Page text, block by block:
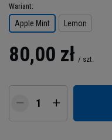
Wariant
Apple Mint Lemon
80,00 zł / szt.